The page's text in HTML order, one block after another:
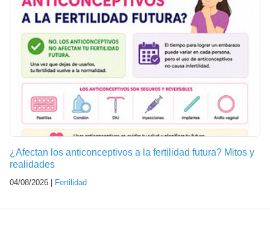
¿Afectan los anticonceptivos a la fertilidad futura? Mitos y
realidades
04/08/2026 | Fertilidad